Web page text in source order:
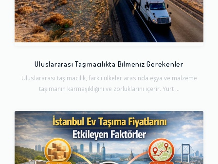
Uluslararası Taşımacılıkta Bilmeniz Gerekenler
Uluslararası taşımacılık, farklı ülkeler arasında eşya ve malzeme
taşımanın karmaşıklığını ve zorluklarını içerir. Yurt ...